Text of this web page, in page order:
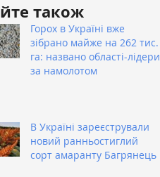
також
Горох в Україні вже
зібрано майже на 262 тис.
га: названо області-лідери
за намолотом
В Україні зареєстрували
новий ранньостиглий
сорт амаранту Багрянець